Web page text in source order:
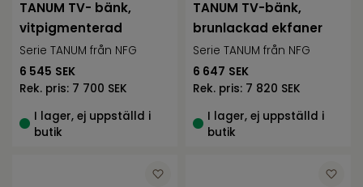
TANUM TV- bänk,
vitpigmenterad
Serie TANUM från NFG
6 545 SEK
Rek. pris: 7 700 SEK
I lager, ej uppställd i
butik
TANUM TV-bänk,
brunlackad ekfaner
Serie TANUM från NFG
6 647 SEK
Rek. pris: 7 820 SEK
I lager, ej uppställd i
butik